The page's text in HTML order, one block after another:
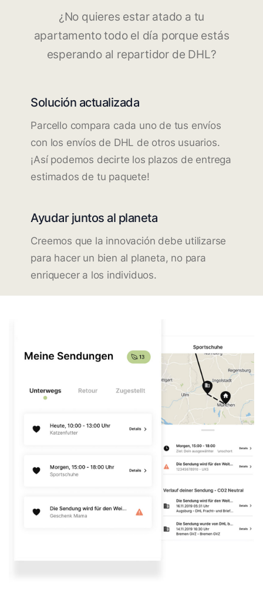
¿No quieres estar atado a tu
apartamento todo el día porque estás
esperando al repartidor de DHL?
Solución actualizada
Parcello compara cada uno de tus envíos
con los envíos de DHL de otros usuarios.
¡Así podemos decirte los plazos de entrega
estimados de tu paquete!
Ayudar juntos al planeta
Creemos que la innovación debe utilizarse
para hacer un bien al planeta, no para
enriquecer a los individuos.